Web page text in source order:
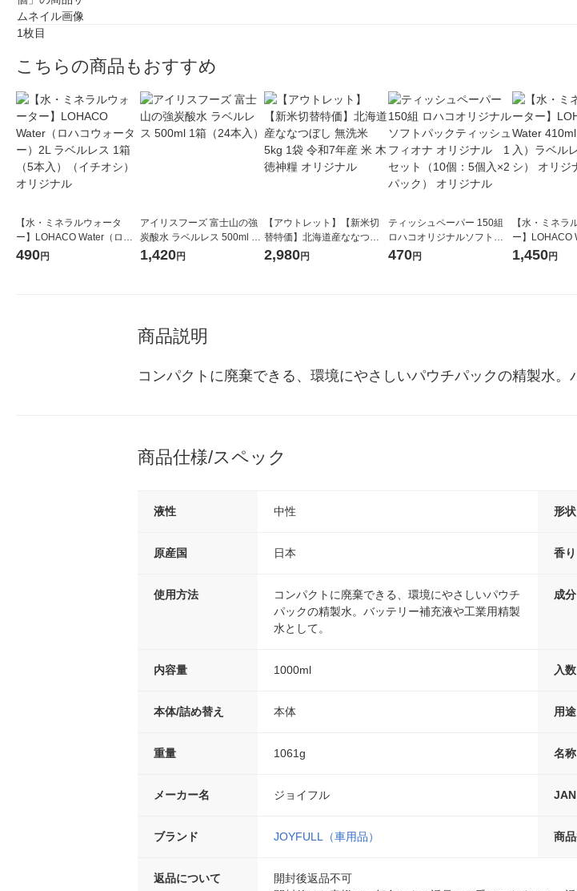
こちらの商品もおすすめ
【水・ミネラルウォータ
ー】LOHACO Water（ロハ
コウォーター）2L ラベルレ
490円
アイリスフーズ 富士山の強
炭酸水 ラベルレス 500ml 1
箱（24本入）
1,420円
【アウトレット】【新米切
替特価】北海道産ななつぼ
し 無洗米 5kg 1袋 令和7年産
2,980円
ティッシュペーパー 150組
ロハコオリジナルソフトパ
ックティッシュ フィオナ オ
470円
【水・ミネラ
ー】LOHACO
1箱（20本入）
1,450円
商品説明
コンパクトに廃棄できる、環境にやさしいパウチパックの精製水。
商品仕様/スペック
液性 中性 形状
原産国 日本 香り
使用方法
コンパクトに廃棄できる、環境にやさしいパウチ
パックの精製水。バッテリー補充液や工業用精製
水として。
成分
内容量 1000ml 入数
本体/詰め替え 本体 用途
重量 1061g 名称
メーカー名 ジョイフル
ブランド JOYFULL（車用品） 商
返品について
開封後返品不可